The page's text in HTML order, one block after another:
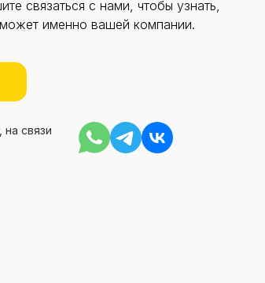
связи
связаться с нами, чтобы узнать,
именно вашей компании.